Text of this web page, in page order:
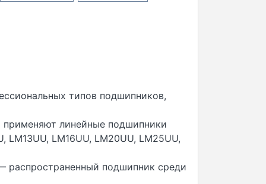
типов подшипников,
применяют линейные подшипники
LM16UU, LM20UU, LM25UU,
распространенный подшипник среди